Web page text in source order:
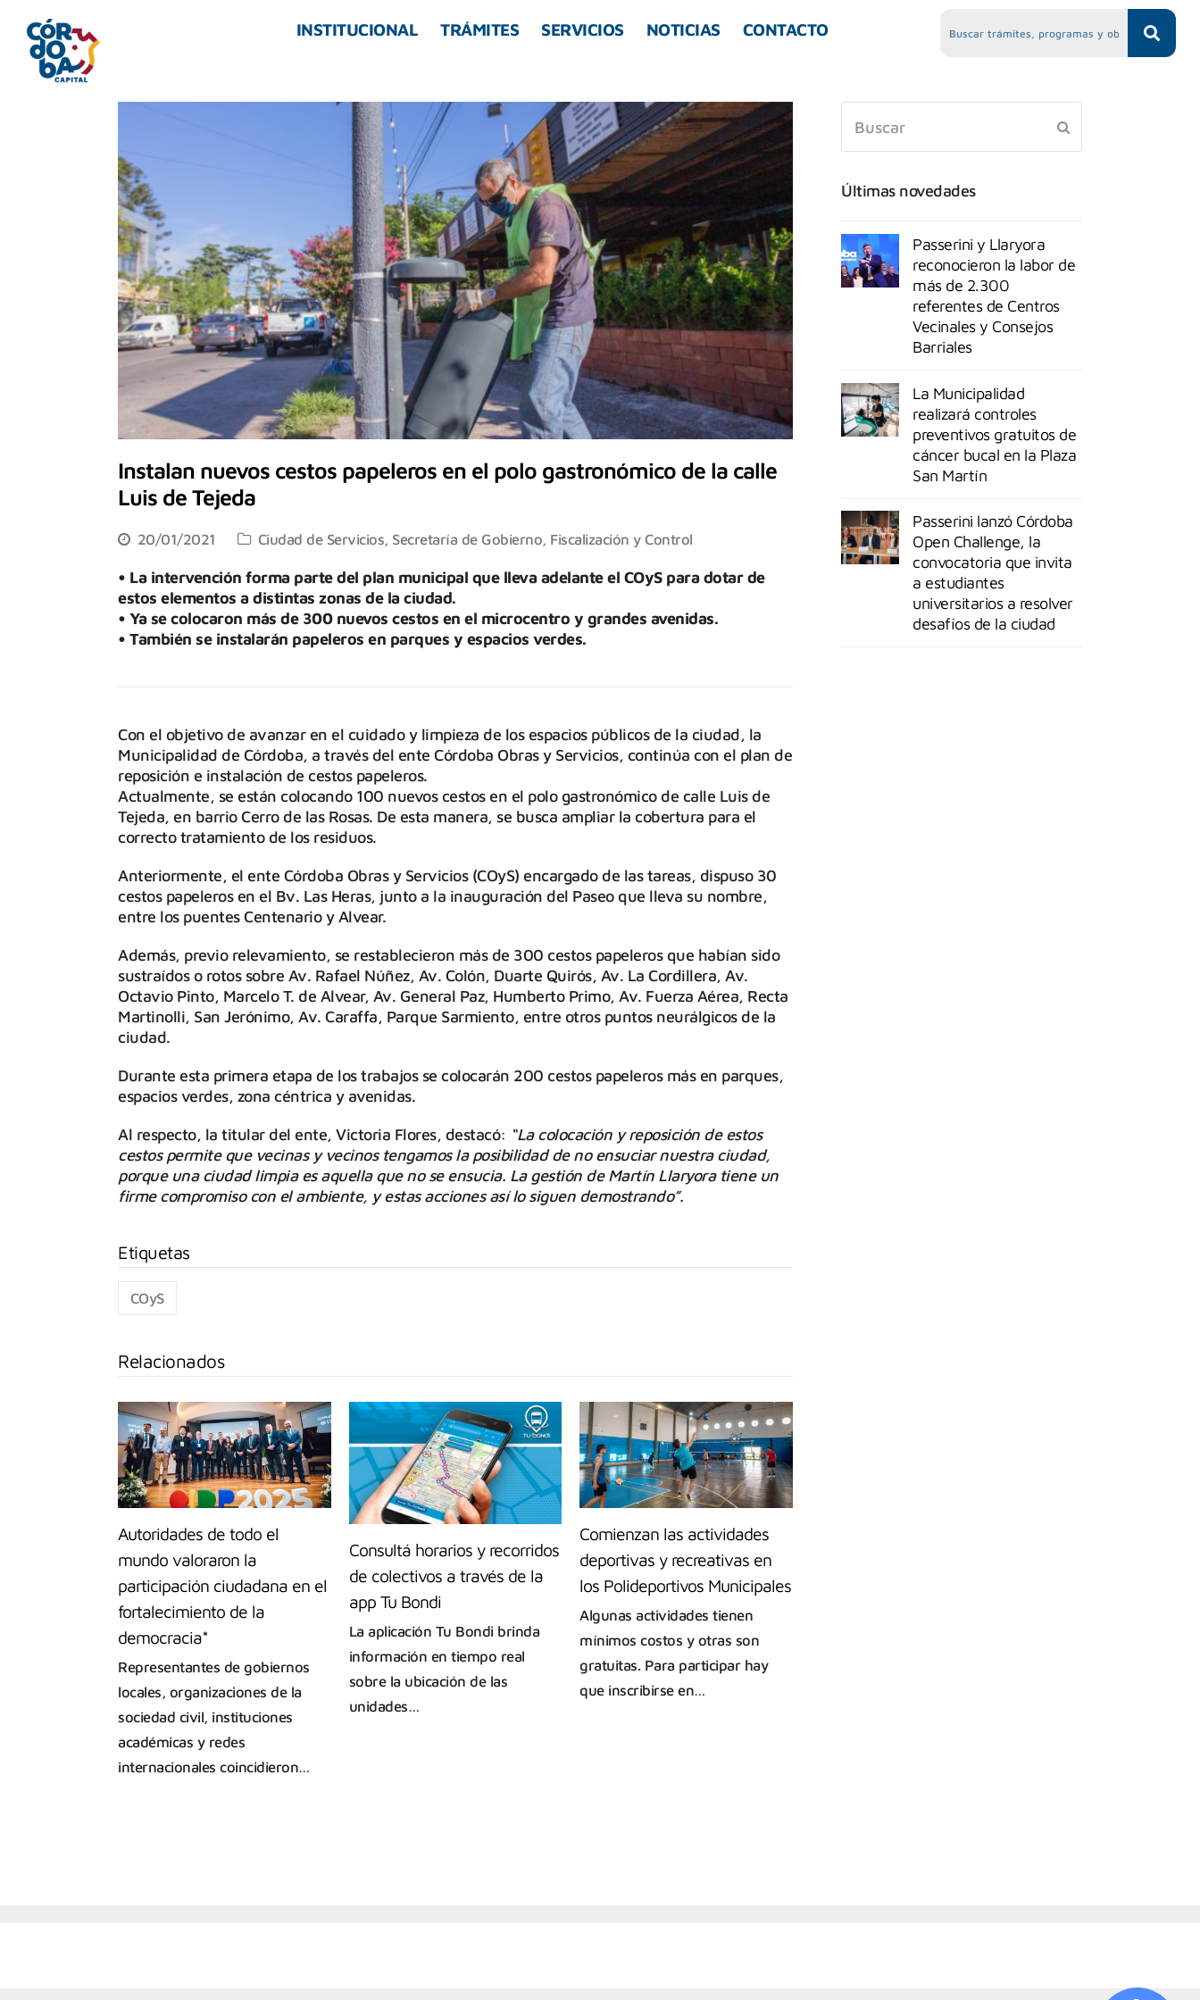
INSTITUCIONAL TRÁMITES SERVICIOS NOTICIAS CONTACTO
Instalan nuevos cestos papeleros en el polo gastronómico de la calle
Luis de Tejeda
20/01/2021 Ciudad de Servicios, Secretaría de Gobierno, Fiscalización y Control
• La intervención forma parte del plan municipal que lleva adelante el COyS para dotar de
estos elementos a distintas zonas de la ciudad.
• Ya se colocaron más de 300 nuevos cestos en el microcentro y grandes avenidas.
• También se instalarán papeleros en parques y espacios verdes.
Con el objetivo de avanzar en el cuidado y limpieza de los espacios públicos de la ciudad, la
Municipalidad de Córdoba, a través del ente Córdoba Obras y Servicios, continúa con el plan de
reposición e instalación de cestos papeleros.
Actualmente, se están colocando 100 nuevos cestos en el polo gastronómico de calle Luis de
Tejeda, en barrio Cerro de las Rosas. De esta manera, se busca ampliar la cobertura para el
correcto tratamiento de los residuos.
Anteriormente, el ente Córdoba Obras y Servicios (COyS) encargado de las tareas, dispuso 30
cestos papeleros en el Bv. Las Heras, junto a la inauguración del Paseo que lleva su nombre,
entre los puentes Centenario y Alvear.
Además, previo relevamiento, se restablecieron más de 300 cestos papeleros que habían sido
sustraídos o rotos sobre Av. Rafael Núñez, Av. Colón, Duarte Quirós, Av. La Cordillera, Av.
Octavio Pinto, Marcelo T. de Alvear, Av. General Paz, Humberto Primo, Av. Fuerza Aérea, Recta
Martinolli, San Jerónimo, Av. Caraffa, Parque Sarmiento, entre otros puntos neurálgicos de la
ciudad.
Durante esta primera etapa de los trabajos se colocarán 200 cestos papeleros más en parques,
espacios verdes, zona céntrica y avenidas.
Al respecto, la titular del ente, Victoria Flores, destacó: “La colocación y reposición de estos
cestos permite que vecinas y vecinos tengamos la posibilidad de no ensuciar nuestra ciudad,
porque una ciudad limpia es aquella que no se ensucia. La gestión de Martín Llaryora tiene un
firme compromiso con el ambiente, y estas acciones así lo siguen demostrando”.
COyS
Relacionados
Autoridades de todo el
mundo valoraron la
participación ciudadana en el
fortalecimiento de la
democracia*
Representantes de gobiernos
locales, organizaciones de la
sociedad civil, instituciones
académicas y redes
internacionales coincidieron…
Consultá horarios y recorridos
de colectivos a través de la
app Tu Bondi
La aplicación Tu Bondi brinda
información en tiempo real
sobre la ubicación de las
unidades…
Comienzan las actividades
deportivas y recreativas en
los Polideportivos Municipales
Algunas actividades tienen
mínimos costos y otras son
gratuitas. Para participar hay
que inscribirse en…
Últimas novedades
Passerini y Llaryora
reconocieron la labor de
más de 2.300
referentes de Centros
Vecinales y Consejos
Barriales
La Municipalidad
realizará controles
preventivos gratuitos de
cáncer bucal en la Plaza
San Martín
Passerini lanzó Córdoba
Open Challenge, la
convocatoria que invita
a estudiantes
universitarios a resolver
desafíos de la ciudad